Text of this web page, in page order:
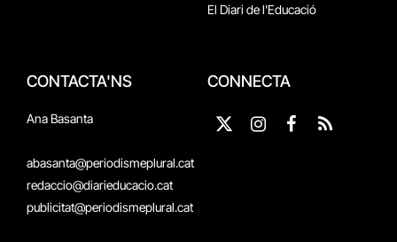
El Diari de l'Educació
CONTACTA'NS
Ana Basanta
abasanta@periodismeplural.cat
redaccio@diarieducacio.cat
publicitat@periodismeplural.cat
CONNECTA
X
Instagram
Facebook
RSS